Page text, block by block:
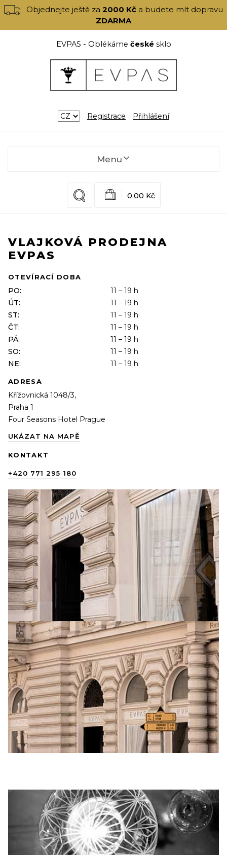
Objednejte ještě za2000 Kč a budete mít dopravu
ZDARMA
EVPAS - Oblékáme českésklo
Registrace Přihlášení
Menu
0,00 Kč
VLAJKOVÁ PRODEJNA
EVPAS
OTEVÍRACÍ DOBA
PO:
11 – 19 h
ÚT:
11 – 19 h
ST:
11 – 19 h
ČT:
11 – 19 h
PÁ:
11 – 19 h
SO:
11 – 19 h
NE:
11 – 19 h
ADRESA
Křížovnická 1048/3,
Praha 1
Four Seasons Hotel Prague
UKÁZAT NA MAPĚ
KONTAKT
+420 771 295 180